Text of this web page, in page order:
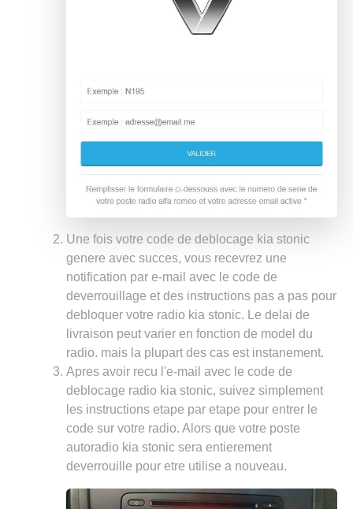
Une fois votre code de deblocage kia stonic
genere avec succes, vous recevrez une
notification par e-mail avec le code de
deverrouillage et des instructions pas a pas pour
debloquer votre radio kia stonic. Le delai de
livraison peut varier en fonction de model du
radio. mais la plupart des cas est instanement.
Apres avoir recu l'e-mail avec le code de
deblocage radio kia stonic, suivez simplement
les instructions etape par etape pour entrer le
code sur votre radio. Alors que votre poste
autoradio kia stonic sera entierement
deverrouille pour etre utilise a nouveau.